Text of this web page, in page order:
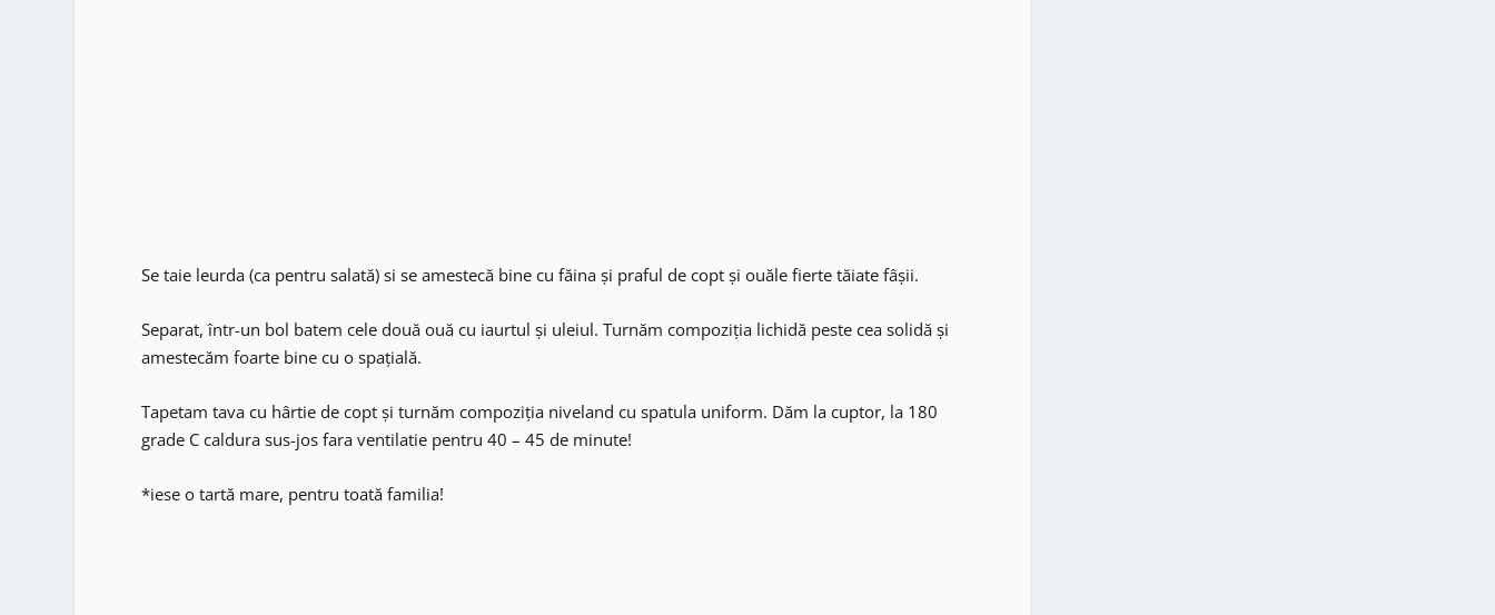
Se taie leurda (ca pentru salată) si se amestecă bine cu făina și praful de copt și ouăle fierte tăiate fâșii.
Separat, într-un bol batem cele două ouă cu iaurtul și uleiul. Turnăm compoziția lichidă peste cea solidă și
amestecăm foarte bine cu o spațială.
Tapetam tava cu hârtie de copt și turnăm compoziția niveland cu spatula uniform. Dăm la cuptor, la 180
grade C caldura sus-jos fara ventilatie pentru 40 – 45 de minute!
*iese o tartă mare, pentru toată familia!